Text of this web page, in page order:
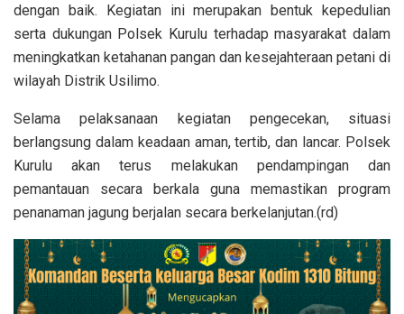
dengan baik. Kegiatan ini merupakan bentuk kepedulian
serta dukungan Polsek Kurulu terhadap masyarakat dalam
meningkatkan ketahanan pangan dan kesejahteraan petani di
wilayah Distrik Usilimo.
Selama pelaksanaan kegiatan pengecekan, situasi
berlangsung dalam keadaan aman, tertib, dan lancar. Polsek
Kurulu akan terus melakukan pendampingan dan
pemantauan secara berkala guna memastikan program
penanaman jagung berjalan secara berkelanjutan.(rd)